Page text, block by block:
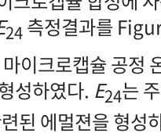
24측정결과를
이크로캡슐 공정
성하였다. E24는
된 에멀젼을 형성